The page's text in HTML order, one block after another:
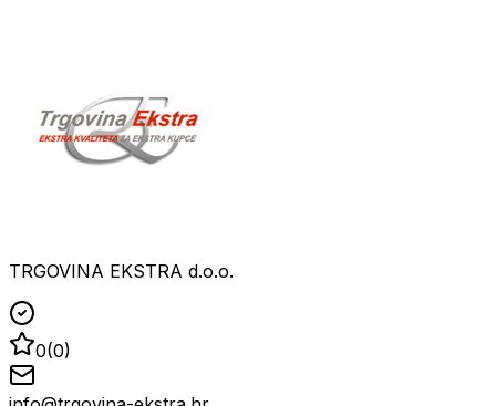
TRGOVINA EKSTRA d.o.o.
0(0)